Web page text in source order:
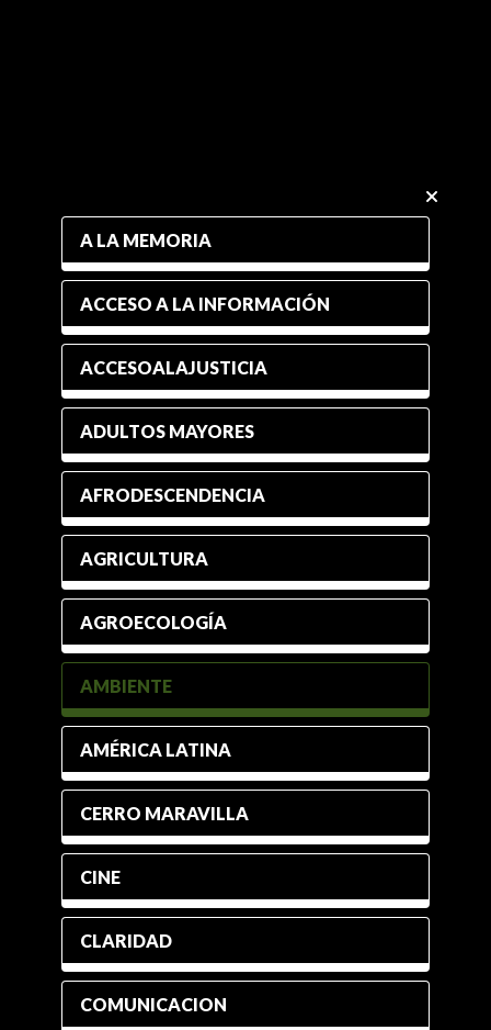
A LA MEMORIA
ACCESO A LA INFORMACIÓN
ACCESOALAJUSTICIA
ADULTOS MAYORES
AFRODESCENDENCIA
AGRICULTURA
AGROECOLOGÍA
AMBIENTE
AMÉRICA LATINA
CERRO MARAVILLA
CINE
CLARIDAD
COMUNICACION